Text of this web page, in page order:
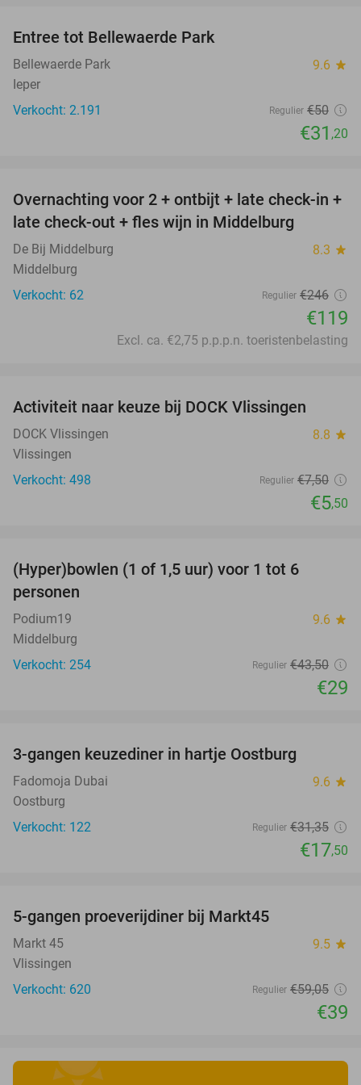
Entree tot Bellewaerde Park
Bellewaerde Park 9.6 star
Ieper
Verkocht: 2.191
Regulier €50
€31 ,20
52%
Overnachting voor 2 + ontbijt + late check-in +
late check-out + fles wijn in Middelburg
De Bij Middelburg 8.3 star
Middelburg
Verkocht: 62
Regulier €246
€119
Excl. ca. €2,75 p.p.p.n. toeristenbelasting
Activiteit naar keuze bij DOCK Vlissingen
DOCK Vlissingen 8.8 star
Vlissingen
Verkocht: 498
Regulier €7,50
€5,50
(Hyper)bowlen (1 of 1,5 uur) voor 1 tot 6
personen
Podium19 9.6 star
Middelburg
Verkocht: 254
Regulier €43,50
€29
3-gangen keuzediner in hartje Oostburg
Fadomoja Dubai 9.6 star
Oostburg
Verkocht: 122
Regulier €31,35
€17,50
5-gangen proeverijdiner bij Markt45
Markt 45 9.5 star
Vlissingen
Verkocht: 620
Regulier €59,05
€39